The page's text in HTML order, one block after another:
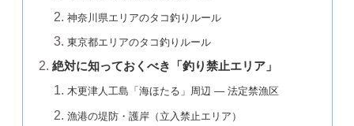
神奈川県エリアのタコ釣りルール
東京都エリアのタコ釣りルール
絶対に知っておくべき「釣り禁止エリア」
木更津人工島「海ほたる」周辺 — 法定禁漁区
漁港の堤防・護岸（立入禁止エリア）